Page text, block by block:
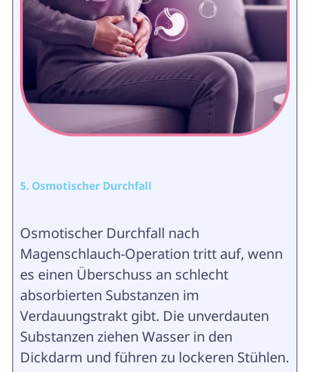
5. Osmotischer Durchfall
Osmotischer Durchfall nach
Magenschlauch-Operation tritt auf, wenn
es einen Überschuss an schlecht
absorbierten Substanzen im
Verdauungstrakt gibt. Die unverdauten
Substanzen ziehen Wasser in den
Dickdarm und führen zu lockeren Stühlen.